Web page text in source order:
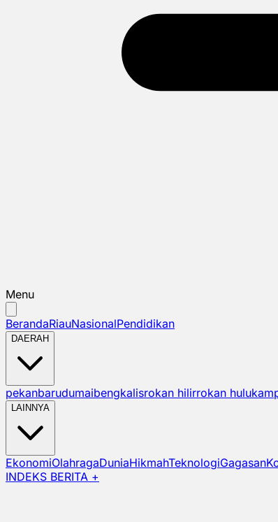
Menu
BerandaRiauNasionalPendidikan
DAERAH
pekanbarudumaibengkalisrokan hilirrokan hulu
LAINNYA
EkonomiOlahragaDuniaHikmahTeknologiGagasan
INDEKS BERITA +